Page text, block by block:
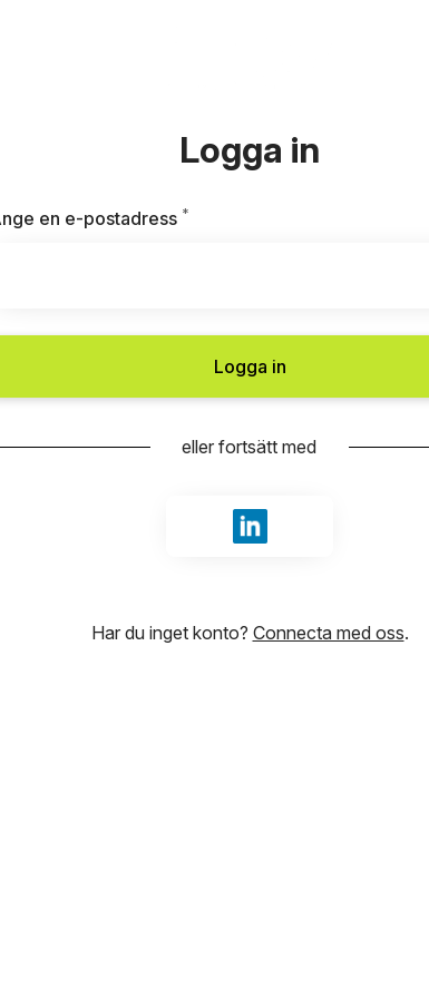
Logga in
en e-postadress *
Logga in
eller fortsätt med
Logga in med LinkedIn
Har du inget konto? Connecta med oss.